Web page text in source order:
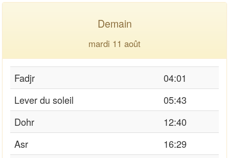
Demain
mardi 11 août
Fadjr
04:01
Lever du soleil
05:43
Dohr
12:40
Asr
16:29